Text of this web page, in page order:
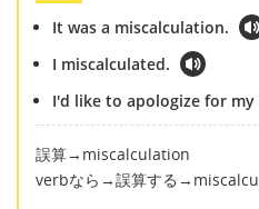
It was a miscalculation.
I miscalculated.
I'd like to apologize for
誤算→miscalculation
verbなら→誤算する